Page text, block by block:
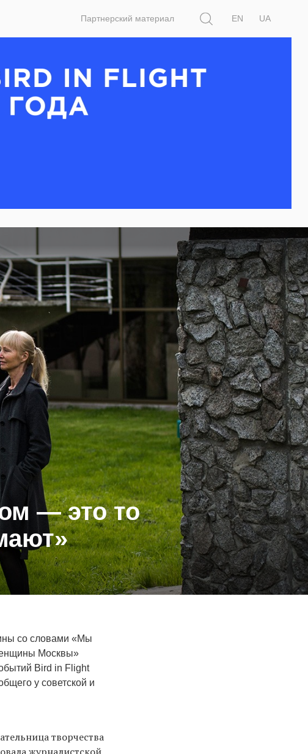
Партнерский материал
EN
UA
— это то
со словами «Мы
Москвы»
Bird in Flight
у советской и
творчества